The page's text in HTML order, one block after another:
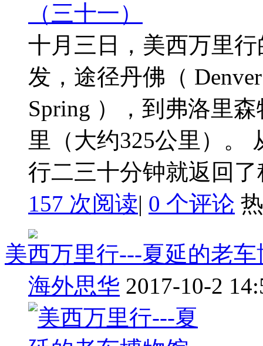
十月三日，美西万里
发，途径丹佛（
Spring ），到弗洛里
里（大约325公里）。
行二三十分钟就返回了
157 次阅读| 0 个评论
美西万里行---夏延的老
海外思华 2017-10-2